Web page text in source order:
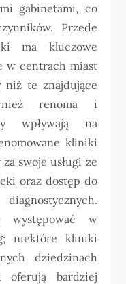
gabinetami, co
Przede
ma kluczowe
w centrach miast
niż te znajdujące
renoma i
wpływają na
kliniki
swoje usługi ze
oraz dostęp do
występować w
niektóre kliniki
dziedzinach
oferują bardziej